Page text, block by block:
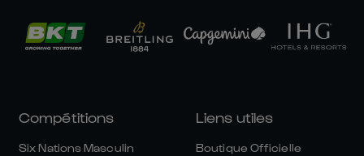
Compétitions
Six Nations Masculin
Liens utiles
Boutique Officielle